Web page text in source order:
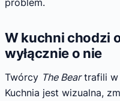
problem.
W kuchni chodzi
wyłącznie o nie
Twórcy The Beartrafili w
Kuchnia jest wizualna,